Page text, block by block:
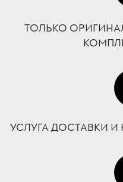
ТОЛЬКО
УСЛУГА ДОСТАВКИ